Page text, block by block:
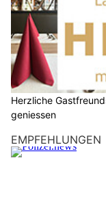
Herzliche
geniessen
EMPFEHLUNGEN